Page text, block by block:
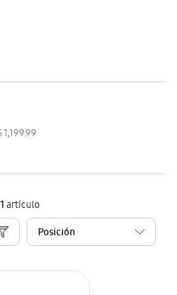
1artículo